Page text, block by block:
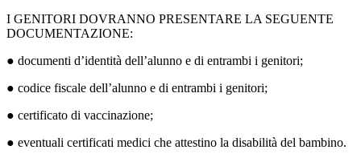
I GENITORI DOVRANNO PRESENTARE LA SEGUENTE
DOCUMENTAZIONE:
● documenti d’identità dell’alunno e di entrambi i genitori;
● codice fiscale dell’alunno e di entrambi i genitori;
● certificato di vaccinazione;
● eventuali certificati medici che attestino la disabilità del bambino.